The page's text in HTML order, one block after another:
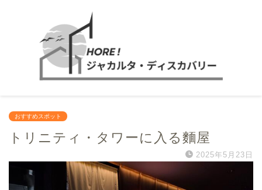
おすすめスポット
トリニティ・タワーに入る麵屋
2025年5月23日